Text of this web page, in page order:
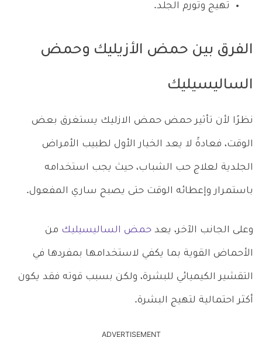
تهيج وتورم الجلد.
الفرق بين حمض الأزيليك وحمض
الساليسيليك
نظرًا لأن تأثير حمض حمض الازليك يستغرق بعض
الوقت، فعادةً لا يعد الخيار الأول لطبيب الأمراض
الجلدية لعلاج حب الشباب، حيث يجب استخدامه
باستمرار وإعطائه الوقت حتى يصبح ساري المفعول.
وعلى الجانب الآخر، يعد حمض الساليسيليك من
الأحماض القوية بما يكفي لاستخدامها بمفردها في
التقشير الكيميائي للبشرة، ولكن بسبب قوته فقد يكون
أكثر احتمالية لتهيج البشرة.
ADVERTISEMENT